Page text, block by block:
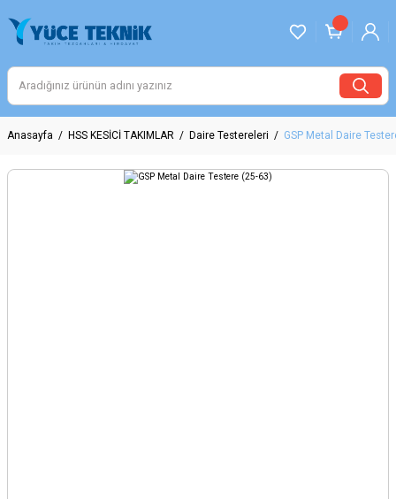
Anasayfa HSS KESİCİ TAKIMLAR Daire Testereleri GSP Metal Daire